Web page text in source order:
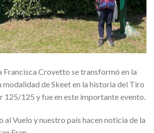
Crovetto se transformó en la
modalidad de Skeet en la historia del Tiro
125/125 y fue en este importante evento.
al Vuelo y nuestro país hacen noticia de la